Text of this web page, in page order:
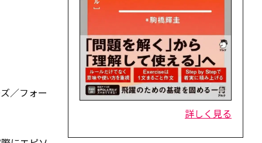
／フォー
詳しく見る